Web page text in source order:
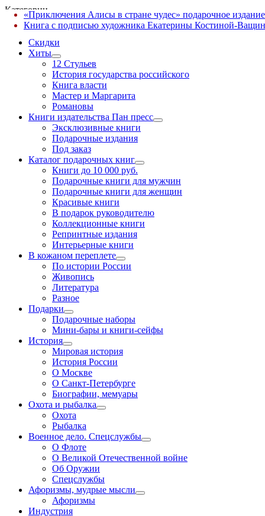
Категории
Скидки
Хиты
12 Стульев
История государства российского
Книга власти
Мастер и Маргарита
Романовы
Книги издательства Пан пресс
Эксклюзивные книги
Подарочные издания
Под заказ
Каталог подарочных книг
Книги до 10 000 руб.
Подарочные книги для мужчин
Подарочные книги для женщин
Красивые книги
В подарок руководителю
Коллекционные книги
Репринтные издания
Интерьерные книги
В кожаном переплете
По истории России
Живопись
Литература
Разное
Подарки
Подарочные наборы
Мини-бары и книги-сейфы
История
Мировая история
История России
О Москве
О Санкт-Петербурге
Биографии, мемуары
Охота и рыбалка
Охота
Рыбалка
Военное дело. Спецслужбы
О Флоте
О Великой Отечественной войне
Об Оружии
Спецслужбы
Афоризмы, мудрые мысли
Афоризмы
Индустрия
«Приключения Алисы в стране чудес» подарочное издание
Книга с подписью художника Екатерины Костиной-